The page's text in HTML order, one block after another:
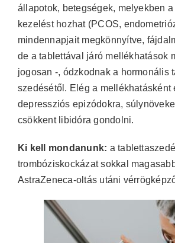
állapotok, betegségek, melyekben
kezelést hozhat (PCOS,
mindennapjait megkönnyítve,
de a tablettával járó mellékhatások
jogosan -, ódzkodnak a hormonális
szedésétől. Elég a mellékhatásként
depressziós epizódokra,
csökkent libidóra gondolni.
Ki kell mondanunk: a
trombóziskockázat sokkal
AstraZeneca-oltás utáni